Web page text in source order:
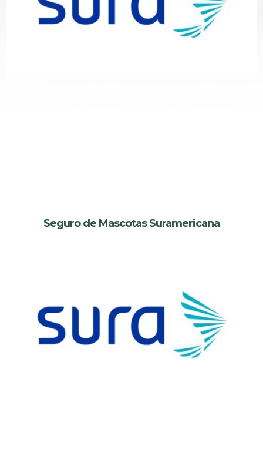
Seguro de Mascotas Suramericana